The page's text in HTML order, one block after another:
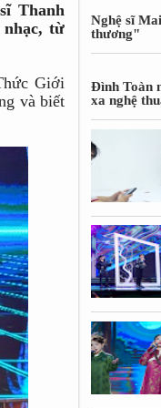
Thanh
từ
Giới
và biết
Nghệ sĩ
thương"
Đình Toàn
xa nghệ